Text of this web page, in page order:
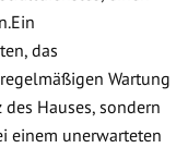
das
Wartung
Hauses, sondern
einem unerwarteten